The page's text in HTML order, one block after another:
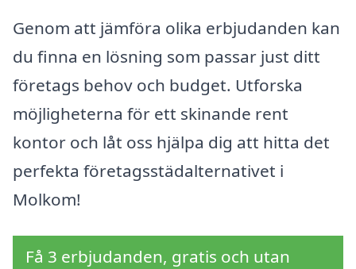
Genom att jämföra olika erbjudanden kan
du finna en lösning som passar just ditt
företags behov och budget. Utforska
möjligheterna för ett skinande rent
kontor och låt oss hjälpa dig att hitta det
perfekta företagsstädalternativet i
Molkom!
Få 3 erbjudanden, gratis och utan